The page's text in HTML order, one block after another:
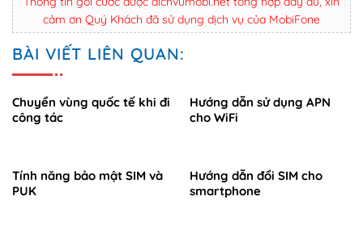
cảm ơn Quý Khách đã sử dụng dịch vụ của MobiFone
BÀI VIẾT LIÊN QUAN:
Chuyển vùng quốc tế khi đi
công tác
Hướng dẫn sử dụng APN
cho WiFi
Tính năng bảo mật SIM và
PUK
Hướng dẫn đổi SIM cho
smartphone